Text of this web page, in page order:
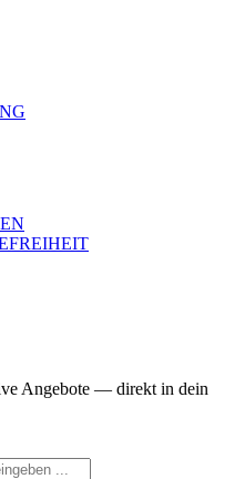
Angebote — direkt in dein